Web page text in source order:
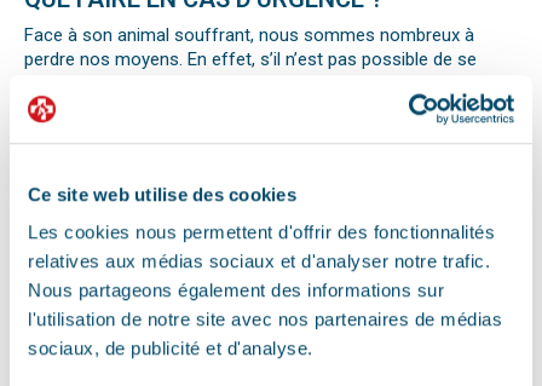
Ce site web utilise des cookies
Les cookies nous permettent d'offrir des fonctionnalités
relatives aux médias sociaux et d'analyser notre trafic.
Nous partageons également des informations sur
l'utilisation de notre site avec nos partenaires de médias
sociaux, de publicité et d'analyse.
Face à son animal souffrant, nous sommes nombreux à
perdre nos moyens. En effet, s’il n’est pas possible de se
peuvent être salvateurs.
Ainsi, le premier réflexe à avoir dans une telle situation est de
également de ne pas paniquer et de vous assurer de la
sécurité de votre animal pour ne pas empirer la situation.
Pour pouvoir détecter un mal-être chez son animal et décrire
la situation à un professionnel, il faut faire attention aux
signaux. Tout comportement anormal ou abattement doit
vous alerter.
Les difficultés respiratoires, pertes de conscience, les